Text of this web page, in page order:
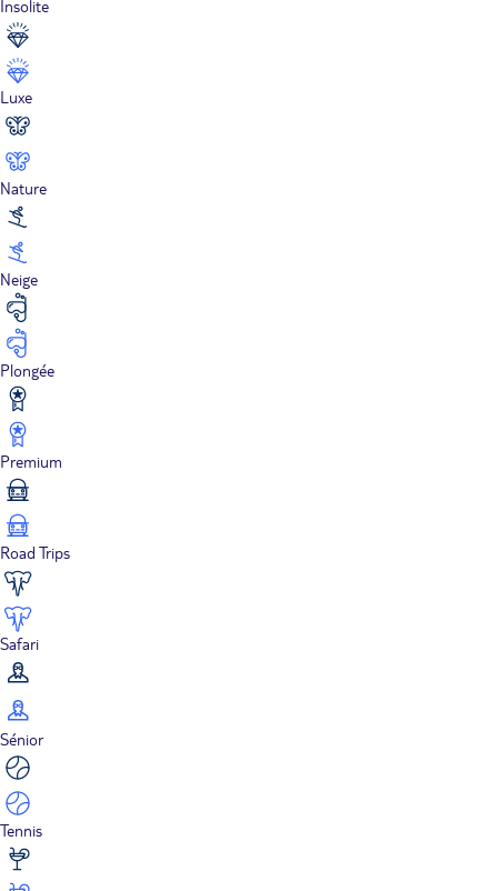
Insolite
Luxe
Nature
Neige
Plongée
Premium
Road Trips
Safari
Sénior
Tennis